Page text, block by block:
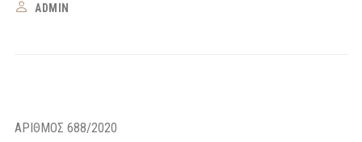
ADMIN
ΑΡΙΘΜΟΣ 688/2020